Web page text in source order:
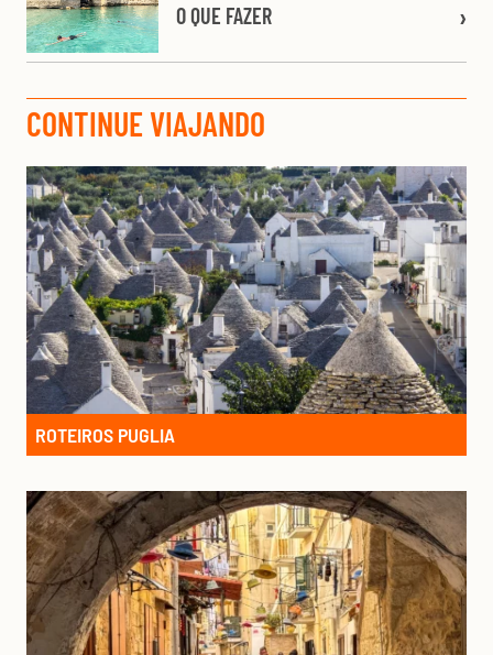
O QUE FAZER
CONTINUE VIAJANDO
ROTEIROS PUGLIA